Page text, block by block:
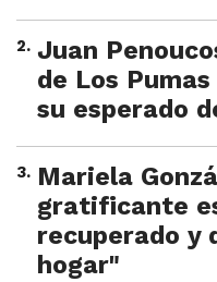
2. Juan
de Los
su esperado
3. Mariela
gratificante
recuperado y
hogar"